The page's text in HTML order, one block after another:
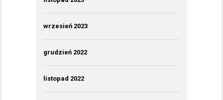
wrzesień 2023
grudzień 2022
listopad 2022